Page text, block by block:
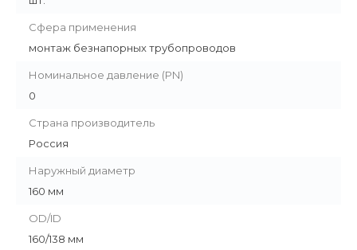
Сфера применения
монтаж безнапорных трубопроводов
Номинальное давление (PN)
0
Страна производитель
Россия
Наружный диаметр
160 мм
OD/ID
160/138 мм